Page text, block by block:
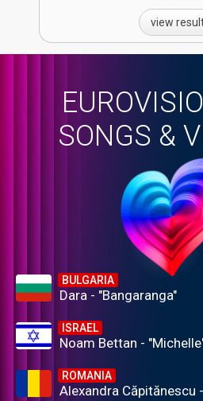
view
SONGS &
BULGARIA
Dara - "Bangaranga"
ISRAEL
Noam Bettan -
ROMANIA
Alexandra Căpitănescu